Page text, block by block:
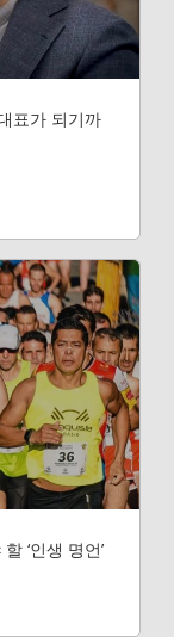
표가 되기까
‘인생 명언’